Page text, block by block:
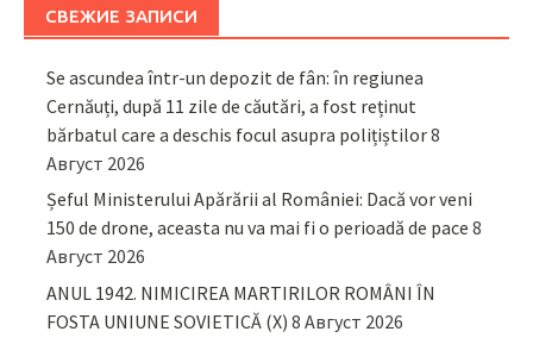
СВЕЖИЕ ЗАПИСИ
Se ascundea într-un depozit de fân: în regiunea
Cernăuți, după 11 zile de căutări, a fost reținut
bărbatul care a deschis focul asupra polițiștilor8
Август 2026
Șeful Ministerului Apărării al României: Dacă vor veni
150 de drone, aceasta nu va mai fi o perioadă de pace 8
Август 2026
ANUL 1942. NIMICIREA MARTIRILOR ROMÂNI ÎN
FOSTA UNIUNE SOVIETICĂ (X) 8 Август 2026